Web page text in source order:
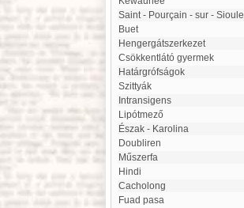
Saint - Pourçain - sur - Sioule
Buet
Hengergátszerkezet
Csökkentlátó gyermek
Határgrófságok
Szittyák
Intransigens
Lipótmező
Észak - Karolina
Doubliren
Műszerfa
hindi
Cacholong
Fuad pasa